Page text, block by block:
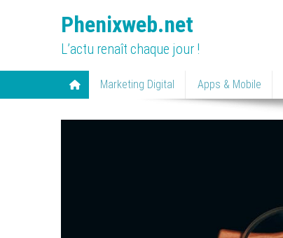
Phenixweb.net
L’actu renaît chaque jour !
Marketing Digital Apps & Mobile